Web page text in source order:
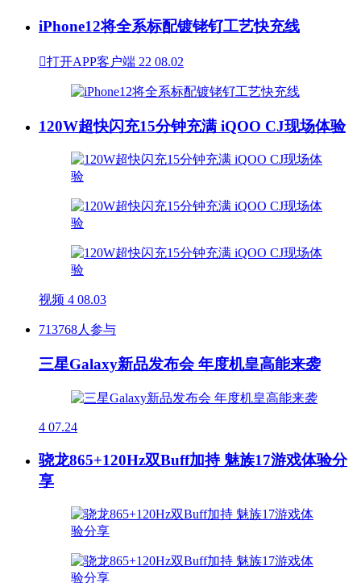
iPhone12将全系标配镀铑钌工艺快充线
打开APP客户端 22 08.02
120W超快闪充15分钟充满 iQOO CJ现场体验
视频 4 08.03
713768人参与
三星Galaxy新品发布会 年度机皇高能来袭
4 07.24
骁龙865+120Hz双Buff加持 魅族17游戏体验分
享